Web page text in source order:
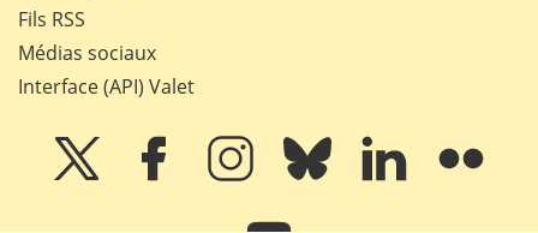
Fils RSS
Médias sociaux
Interface (API) Valet